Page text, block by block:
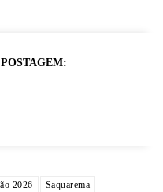
2026 Saquarema